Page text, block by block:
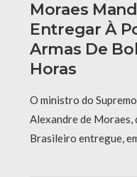
Moraes
Entregar À
Armas De
Horas
O ministro do
Alexandre de
Brasileiro entregue,